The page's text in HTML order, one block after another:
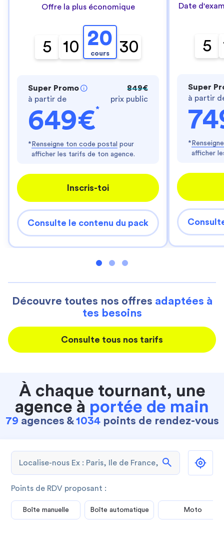
Offre la plus économique
5 10 20
cours 30
Super Promo
à partir de
649€*
849€
prix public
* Renseigne ton code postal pour
afficher les tarifs de ton agence.
Inscris-toi
Consulte le contenu du pack
Date
5
Super
à partir
*
afficher
Découvre toutes nos offres adaptées à
tes besoins
Consulte tous nos tarifs
À chaque tournant, une
agence à portée de main
79 agences &1034points de rendez-vous
search
Points de RDV proposant :
Boîte manuelle Boîte automatique Moto